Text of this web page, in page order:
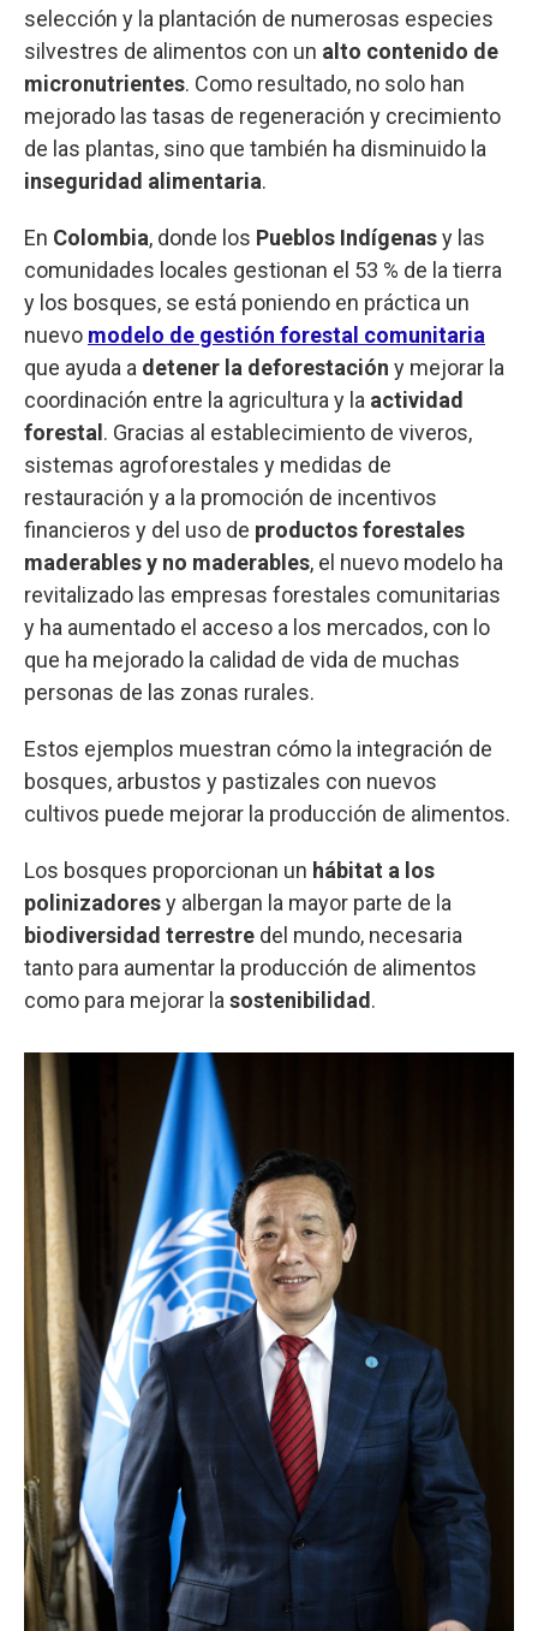
selección y la plantación de numerosas especies
silvestres de alimentos con un alto contenido de
micronutrientes. Como resultado, no solo han
mejorado las tasas de regeneración y crecimiento
de las plantas, sino que también ha disminuido la
inseguridad alimentaria.
En Colombia, donde los Pueblos Indígenasy las
comunidades locales gestionan el 53 % de la tierra
y los bosques, se está poniendo en práctica un
nuevo modelo de gestión forestal comunitaria
que ayuda a detener la deforestación y mejorar la
coordinación entre la agricultura y la actividad
forestal . Gracias al establecimiento de viveros,
sistemas agroforestales y medidas de
restauración y a la promoción de incentivos
financieros y del uso de productos forestales
maderables y no maderables, el nuevo modelo ha
revitalizado las empresas forestales comunitarias
y ha aumentado el acceso a los mercados, con lo
que ha mejorado la calidad de vida de muchas
personas de las zonas rurales.
Estos ejemplos muestran cómo la integración de
bosques, arbustos y pastizales con nuevos
cultivos puede mejorar la producción de alimentos.
Los bosques proporcionan un hábitat a los
polinizadoresy albergan la mayor parte de la
biodiversidad terrestre del mundo, necesaria
tanto para aumentar la producción de alimentos
como para mejorar la sostenibilidad .